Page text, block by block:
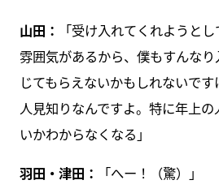
山田：
「受け入れてくれようと
雰囲気があるから、僕もすんな
じてもらえないかもしれないで
人見知りなんですよ。特に年上
いかわからなくなる」
羽田・津田： 「へー！（驚）」